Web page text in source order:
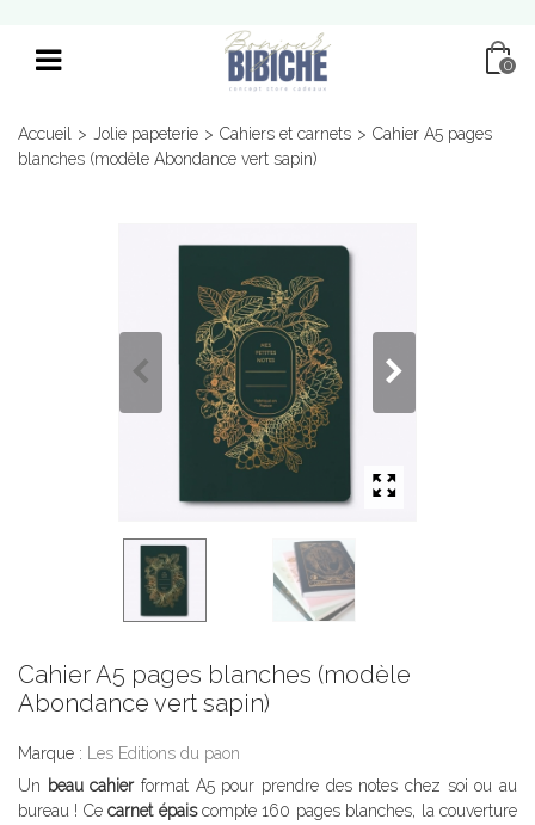
0
Accueil > Jolie papeterie > Cahiers et carnets > Cahier A5 pages
blanches (modèle Abondance vert sapin)
Cahier A5 pages blanches (modèle
Abondance vert sapin)
Marque :
Les Editions du paon
Un beau cahierformat A5 pour prendre des notes chez soi ou au
bureau ! Cecarnet épaiscompte 160 pages blanches, la couverture